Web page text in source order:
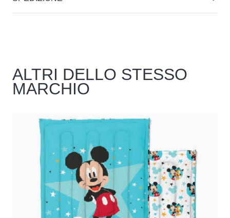
ALTRI DELLO STESSO
MARCHIO